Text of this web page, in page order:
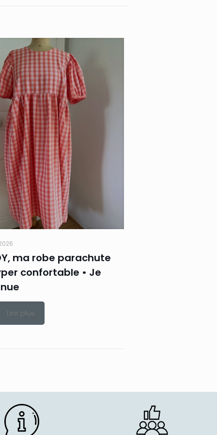
ma robe parachute
confortable • Je
Lire plus